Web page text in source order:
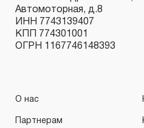
Автомоторная, д.8
ИНН 7743139407
КПП 774301001
ОГРН 1167746148393
О нас
Партнерам